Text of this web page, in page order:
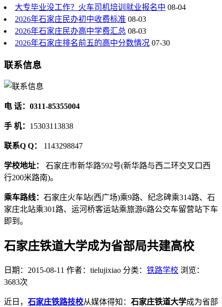
大专毕业没工作？火车司机培训就业报名中 08-04
2026年石家庄民办初中收费标准 08-03
2026年石家庄民办高中学费汇总 08-03
2026年石家庄排名前五的高中分数情况 07-30
联系信息
电 话：0311-85355004
手 机： 15303113838
联系Q Q： 1143298847
学校地址： 石家庄市新华路592号(新华路与西二环交叉口西
行200米路南)。
乘车路线： 石家庄火车站(西广场)乘9路、纪念碑乘314路、石
家庄北站乘301路、运河桥客运站乘旅游6路公交车留营站下车
即到。
石家庄铁道大学成为省部局共建高校
日期：2015-08-11 作者：tielujixiao 分类： 铁路学校 浏览：
3683次
近日， 石家庄铁路技校从媒体得知： 石家庄铁道大学成为省部